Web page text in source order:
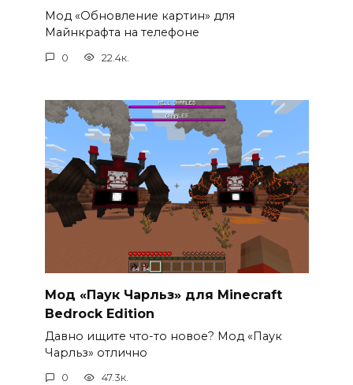
Мод «Обновление картин» для
Майнкрафта на телефоне
0 22.4к.
Мод «Паук Чарльз» для Minecraft
Bedrock Edition
Давно ищите что-то новое? Мод «Паук
Чарльз» отлично
0 47.3к.